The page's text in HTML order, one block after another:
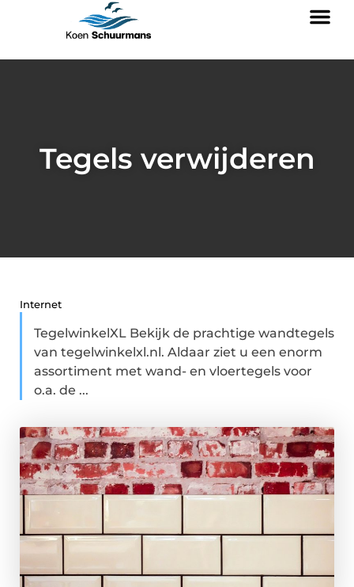
Tegels verwijderen
Internet
TegelwinkelXL Bekijk de prachtige wandtegels
van tegelwinkelxl.nl. Aldaar ziet u een enorm
assortiment met wand- en vloertegels voor
o.a. de ...